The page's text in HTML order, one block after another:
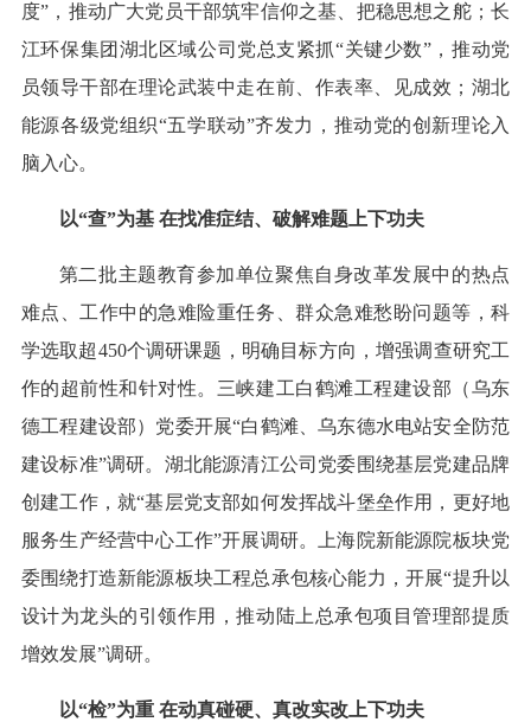
度”，推动广大党员干部筑牢信仰之基、把稳思想之舵；长
江环保集团湖北区域公司党总支紧抓“关键少数”，推动党
员领导干部在理论武装中走在前、作表率、见成效；湖北
能源各级党组织“五学联动”齐发力，推动党的创新理论入
脑入心。
以“查”为基 在找准症结、破解难题上下功夫
第二批主题教育参加单位聚焦自身改革发展中的热点
难点、工作中的急难险重任务、群众急难愁盼问题等，科
学选取超450个调研课题，明确目标方向，增强调查研究工
作的超前性和针对性。三峡建工白鹤滩工程建设部（乌东
德工程建设部）党委开展“白鹤滩、乌东德水电站安全防范
建设标准”调研。湖北能源清江公司党委围绕基层党建品牌
创建工作，就“基层党支部如何发挥战斗堡垒作用，更好地
服务生产经营中心工作”开展调研。上海院新能源院板块党
委围绕打造新能源板块工程总承包核心能力，开展“提升以
设计为龙头的引领作用，推动陆上总承包项目管理部提质
增效发展”调研。
以“检”为重 在动真碰硬、真改实改上下功夫